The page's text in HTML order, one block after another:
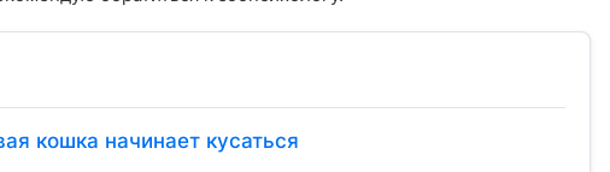
кошка начинает кусаться